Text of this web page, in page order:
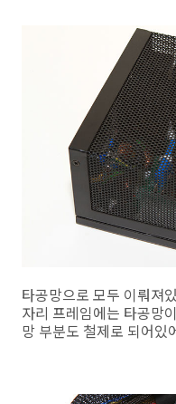
타공망으로 모두 이뤄져
자리 프레임에는 타공망
망 부분도 철제로 되어있